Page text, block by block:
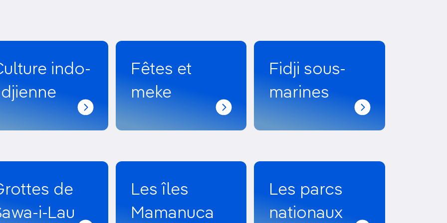
indo-
Fêtes et
meke
Fidji sous-
marines
de
i-Lau
Les îles
Mamanuca
Les parcs
nationaux